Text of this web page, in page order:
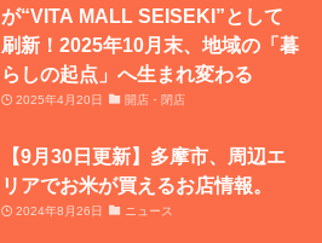
が“VITA MALL SEISEKI”として
刷新！2025年10月末、地域の「暮
らしの起点」へ生まれ変わる
2025年4月20日 開店・閉店
【9月30日更新】多摩市、周辺エ
リアでお米が買えるお店情報。
2024年8月26日 ニュース